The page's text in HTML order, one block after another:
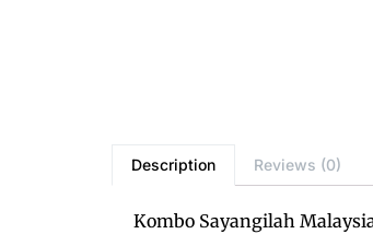
Description Reviews (0)
Kombo Sayangilah